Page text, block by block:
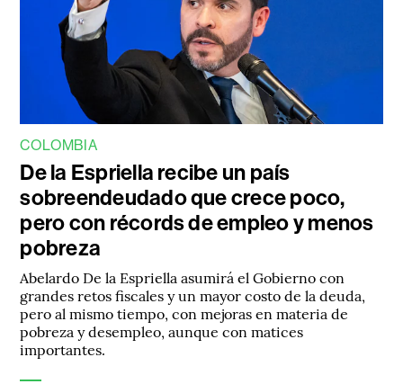
COLOMBIA
De la Espriella recibe un país
sobreendeudado que crece poco,
pero con récords de empleo y menos
pobreza
Abelardo De la Espriella asumirá el Gobierno con
grandes retos fiscales y un mayor costo de la deuda,
pero al mismo tiempo, con mejoras en materia de
pobreza y desempleo, aunque con matices
importantes.